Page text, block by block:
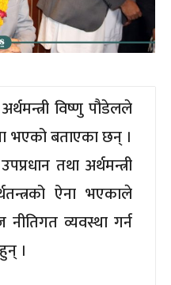
विष्णु पौडेलले
भएको बताएका छन् ।
तथा अर्थमन्त्री
ऐना भएकाले
व्यवस्था गर्न
।